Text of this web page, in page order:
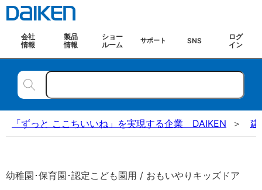
会社
情報
製品
情報
ショー
ルーム
サポート SNS
ログ
イン
「ずっと ここちいいね」を実現する企業 DAIKEN 建
幼稚園･保育園･認定こども園用 / おもいやりキッズドア